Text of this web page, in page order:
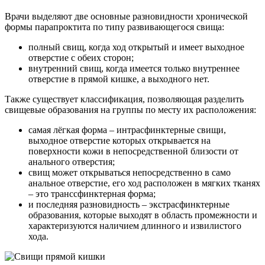
Врачи выделяют две основные разновидности хронической
формы парапроктита по типу развивающегося свища:
полный свищ, когда ход открытый и имеет выходное
отверстие с обеих сторон;
внутренний свищ, когда имеется только внутреннее
отверстие в прямой кишке, а выходного нет.
Также существует классификация, позволяющая разделить
свищевые образования на группы по месту их расположения:
самая лёгкая форма – интрасфинктерные свищи,
выходное отверстие которых открывается на
поверхности кожи в непосредственной близости от
анального отверстия;
свищ может открываться непосредственно в само
анальное отверстие, его ход расположен в мягких тканях
– это транссфинктерная форма;
и последняя разновидность – экстрасфинктерные
образования, которые выходят в область промежности и
характеризуются наличием длинного и извилистого
хода.